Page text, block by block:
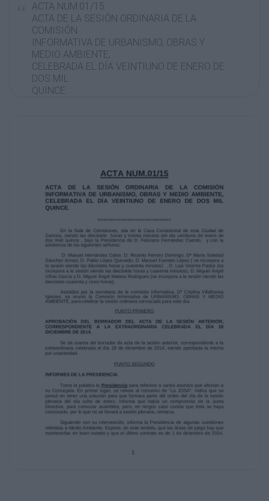
ACTA NUM.01/15
ACTA DE LA SESIÓN ORDINARIA DE LA
COMISIÓN
INFORMATIVA DE URBANISMO, OBRAS Y
MEDIO AMBIENTE,
CELEBRADA EL DÍA VEINTIUNO DE ENERO DE
DOS MIL
QUINCE.
Feliciano Fernández Cuerdo, y con la
asistencia de los siguientes señores:
D. Manuel Hernández Calvo, D. Ricardo Ferrero
Domingo, Dª María Soledad
Sánchez Arnosi, D. Pablo López Quevedo, D.
Manuel Fuentes López ( se incorpora a
la sesión siendo las diecisiete horas y
cuarenta minutos) , D. Luis Vicente Pastor (se
incorpora a la sesión siendo las diecisiete
horas y cuarenta minutos), D. Miguel Ángel
Viñas García y D. Miguel Ángel Mateos
Rodríguez (se incorpora a la sesión siendo las
diecisiete cuarenta y cinco horas).
Asistidos por la secretaria de la comisión
informativa, Dª Cristina Villafranca
Iglesias, se reunió la Comisión Informativa de
URBANISMO, OBRAS Y MEDIO
AMBIENTE, para celebrar la sesión ordinaria
convocada para este día.
PUNTO PRIMERO
APROBACIÓN DEL BORRADOR DEL ACTA DE
LA SESIÓN ANTERIOR,
CORRESPONDIENTE A LA EXTRAORDINARIA